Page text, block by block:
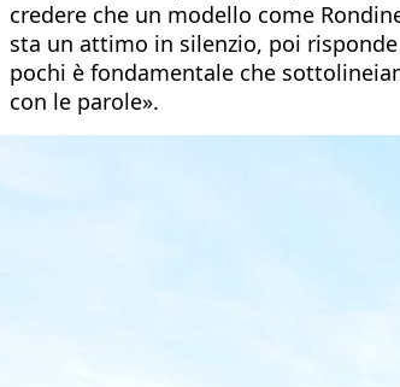
credere che un modello come
sta un attimo in silenzio, poi
pochi è fondamentale che
con le parole».